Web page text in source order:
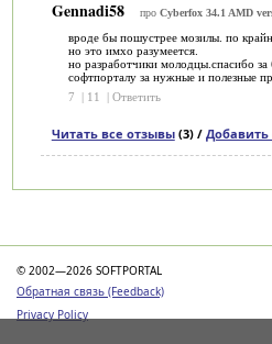
Gennadi58 про Cyberfox 34.1 AMD
вроде бы пошустрее мозилы. по
но это имхо разумеется.
но разработчики молодцы.спасибо за
софтпорталу за нужные и полезные
7
| 11 | Ответить
Читать все отзывы(3) / Добавить
© 2002—2026 SOFTPORTAL
Обратная связь (Feedback)
Privacy Policy